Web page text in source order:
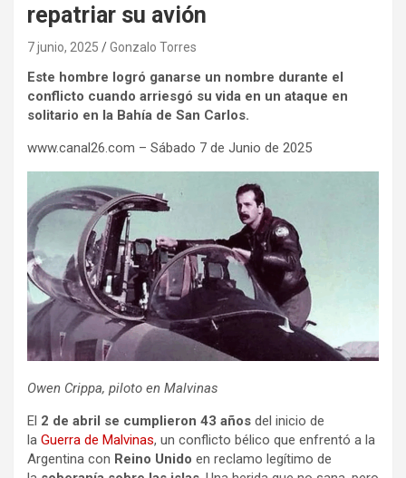
repatriar su avión
7 junio, 2025 Gonzalo Torres
Este hombre logró ganarse un nombre durante el
conflicto cuando arriesgó su vida en un ataque en
solitario en la Bahía de San Carlos.
www.canal26.com – Sábado 7 de Junio de 2025
Owen Crippa, piloto en Malvinas
El 2 de abril se cumplieron 43 años del inicio de
la Guerra de Malvinas, un conflicto bélico que enfrentó a la
Argentina con Reino Unido en reclamo legítimo de